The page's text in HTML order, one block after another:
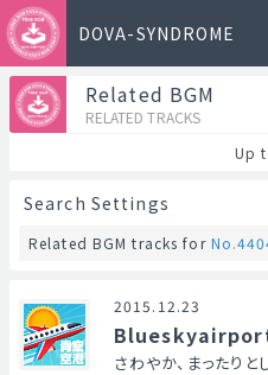
DOVA-SYNDROME
Related BGM
RELATED TRACKS
Up
Search Settings
Related BGM tracks for
2015.12.23
さわやか、まったり